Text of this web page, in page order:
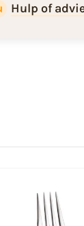
Hulp of